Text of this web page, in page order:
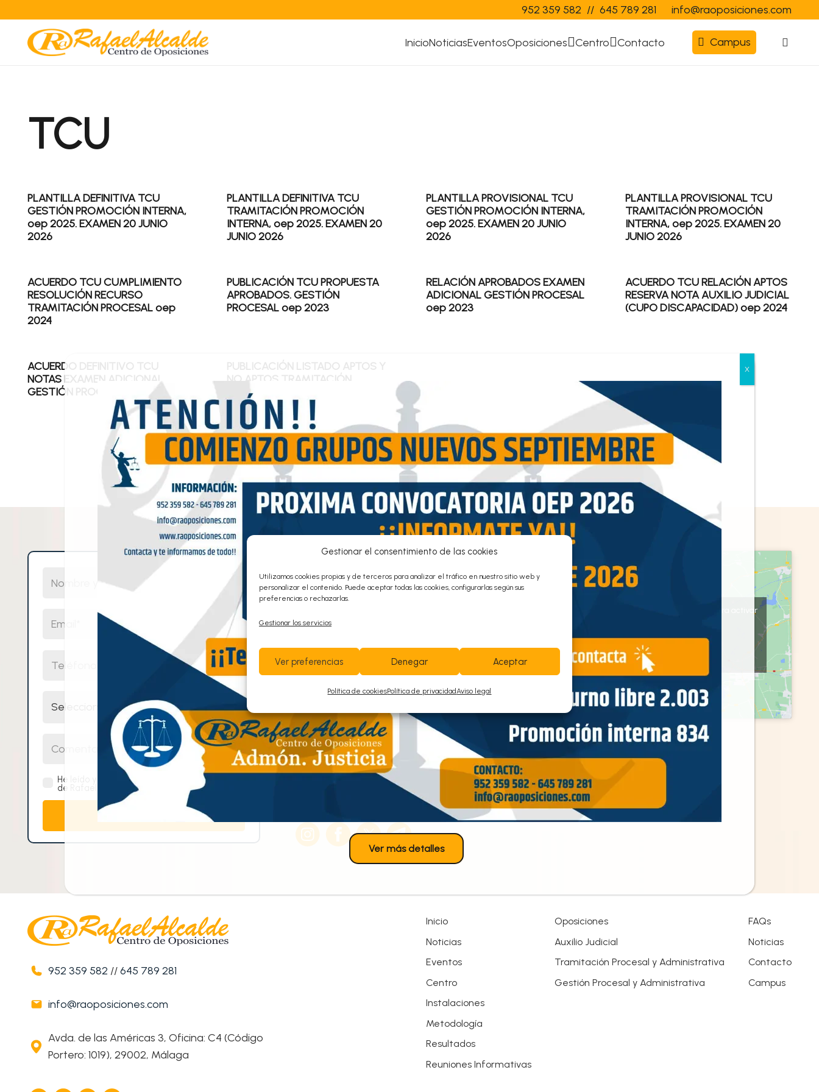
Gestionar el consentimiento de las cookies
Utilizamos cookies propias y de terceros para analizar el tráfico en nuestro sitio web y
personalizar el contenido. Puede aceptar todas las cookies, configurarlas según sus
preferencias o rechazarlas.
Gestionar los servicios
Aceptar
Denegar
Ver preferencias
Política de cookiesPolítica de privacidadAviso legal
952 359 582 // 645 789 281 info@raoposiciones.com
InicioNoticiasEventosOposiciones Centro Contacto Campus
TCU
PLANTILLA DEFINITIVA TCU
GESTIÓN PROMOCIÓN INTERNA,
oep 2025. EXAMEN 20 JUNIO
2026
PLANTILLA DEFINITIVA TCU
TRAMITACIÓN PROMOCIÓN
INTERNA, oep 2025. EXAMEN 20
JUNIO 2026
PLANTILLA PROVISIONAL TCU
GESTIÓN PROMOCIÓN INTERNA,
oep 2025. EXAMEN 20 JUNIO
2026
PLANTILLA PROVISIONAL TCU
TRAMITACIÓN PROMOCIÓN
INTERNA, oep 2025. EXAMEN 20
JUNIO 2026
ACUERDO TCU CUMPLIMIENTO
RESOLUCIÓN RECURSO
TRAMITACIÓN PROCESAL oep
2024
PUBLICACIÓN TCU PROPUESTA
APROBADOS. GESTIÓN
PROCESAL oep 2023
RELACIÓN APROBADOS EXAMEN
ADICIONAL GESTIÓN PROCESAL
oep 2023
ACUERDO TCU RELACIÓN APTOS
RESERVA NOTA AUXILIO JUDICIAL
(CUPO DISCAPACIDAD) oep 2024
ACUERDO DEFINITIVO TCU
NOTAS EXAMEN ADICIONAL
GESTIÓN PROCESAL oep 2023
NO APTOS TRAMITACIÓN
PROCESAL, OEP 2024
1 2 3 4 … 9
He leído y acepto la política de privacidad
de Rafael Alcalde Centro de Oposiciones.
Contacta con
nosotros ¡Te
ayudamos!
/ +34 645 789 281
Avenida de las Américas N
3, Edificio América;
bloque 1, 4 ªplanta Oficina C4 CP 29006
(Código de Portero 1019)
Síguenos en nuestras redes sociales
Haz clic en «Estoy de acuerdo» para activar
Política de cookies
Estoy de acuerdo
952 359 582 //645 789 281
info@raoposiciones.com
Avda. de las Américas 3, Oficina: C4 (Código
Portero: 1019), 29002, Málaga
Inicio
Noticias
Eventos
Centro
Instalaciones
Metodología
Resultados
Reuniones Informativas
Oposiciones
Auxilio Judicial
Tramitación Procesal y Administrativa
Gestión Procesal y Administrativa
FAQs
Noticias
Contacto
Campus
Ver más detalles